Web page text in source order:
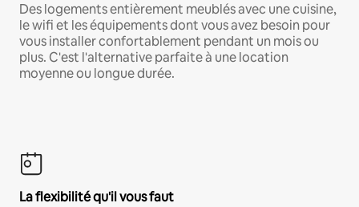
Des logements entièrement meublés avec une cuisine,
le wifi et les équipements dont vous avez besoin pour
vous installer confortablement pendant un mois ou
plus. C'est l'alternative parfaite à une location
moyenne ou longue durée.
La flexibilité qu'il vous faut